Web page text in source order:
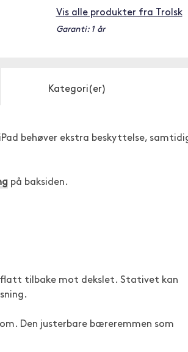
Vis alle produkter fra Trolsk
Garanti: 1 år
Kategori(er)
behøver ekstra beskyttelse,
på baksiden.
flatt tilbake mot dekslet. Stativet kan
Den justerbare bæreremmen som